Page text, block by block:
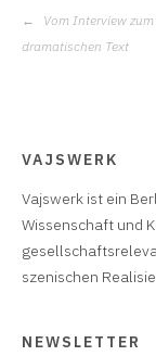
Vom Interview zum
dramatischen Text
VAJSWERK
Vajswerk ist ein
Wissenschaft und
szenischen
NEWSLETTER